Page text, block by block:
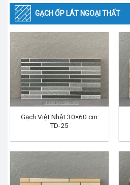
GẠCH ỐP LÁT NGOẠI THẤT
Gạch Việt Nhật 30×60 cm
TD-25